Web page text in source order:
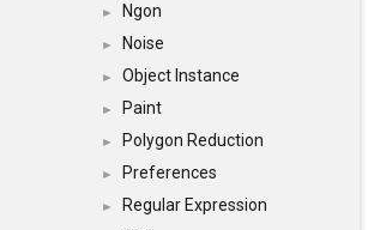
► Ngon
► Noise
► Object Instance
► Paint
► Polygon Reduction
► Preferences
► Regular Expression